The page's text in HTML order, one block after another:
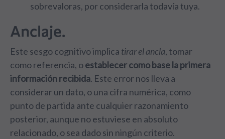
sobrevaloras, por considerarla todavía tuya.
Anclaje.
Este sesgo cognitivo implica tirar el ancla, tomar
como referencia, oestablecer como base la primera
información recibida. Este error nos lleva a
considerar un dato, o una cifra numérica, como
punto de partida ante cualquier razonamiento
posterior, aunque no estuviese en absoluto
relacionado, o sea dado sin ningún criterio.